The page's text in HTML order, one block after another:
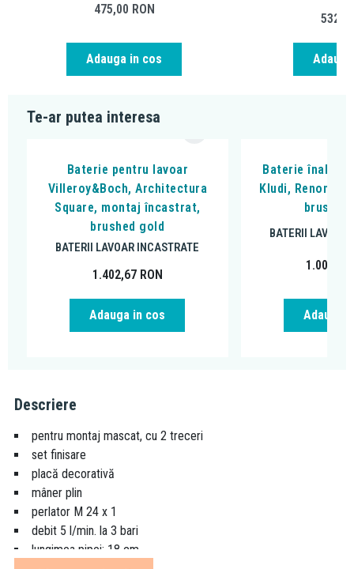
475,00 RON
Adauga in cos
Te-ar putea interesa
Baterie pentru lavoar
Villeroy&Boch, Architectura
Square, montaj încastrat,
brushed gold
BATERII LAVOAR INCASTRATE
1.402,67 RON
Adauga in cos
Baterie înaltă
Kludi, Renon
brushed
BATERII LAVOAR
1.007,05
Adauga
Descriere
pentru montaj mascat, cu 2 treceri
set finisare
placă decorativă
mâner plin
perlator M 24 x 1
debit 5 l/min. la 3 bari
lungimea pipei: 18 cm